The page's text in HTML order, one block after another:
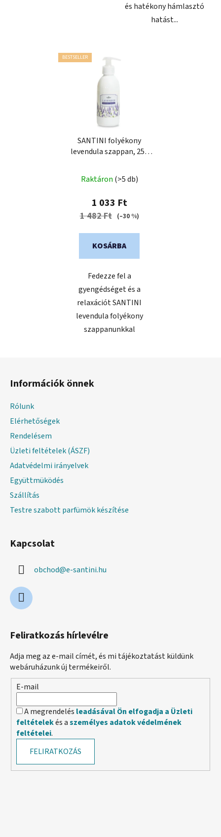
és hatékony hámlasztó
hatást...
BESTSELLER
SANTINI folyékony
levendula szappan, 250
Raktáron (>5 db)
1 033 Ft
1 482 Ft (–30 %)
KOSÁRBA
Fedezze fel a
gyengédséget és a
relaxációt SANTINI
levendula folyékony
szappanunkkal
Információk önnek
Rólunk
Elérhetőségek
Rendelésem
Üzleti feltételek (ÁSZF)
Adatvédelmi irányelvek
Együttmüködés
Szállítás
Testre szabott parfümök készítése
Kapcsolat
obchod@e-santini.hu
Feliratkozás hírlevélre
Adja meg az e-mail címét, és mi tájékoztatást küldünk
webáruházunk új termékeiről.
E-mail
A megrendelés leadásával Ön elfogadja a Üzleti
feltételekés aszemélyes adatok védelmének
feltételei.
FELIRATKOZÁS